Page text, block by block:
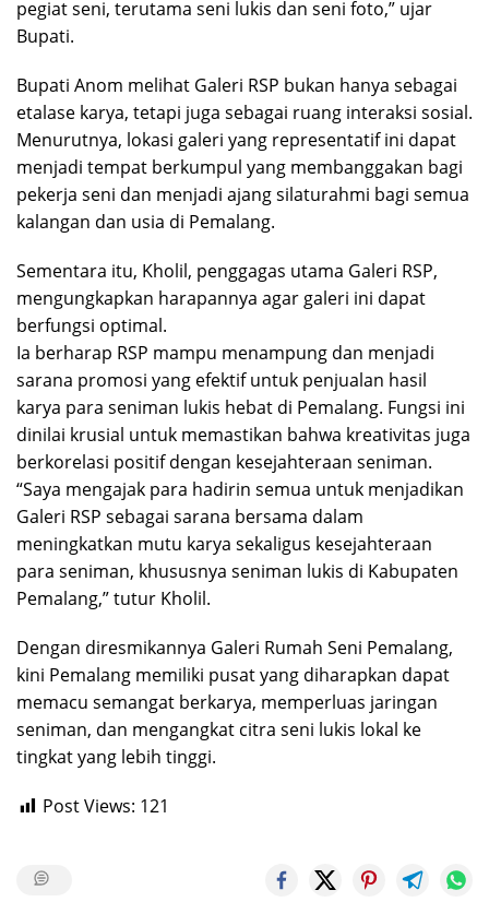
pegiat seni, terutama seni lukis dan seni foto,” ujar
Bupati.
Bupati Anom melihat Galeri RSP bukan hanya sebagai
etalase karya, tetapi juga sebagai ruang interaksi sosial.
Menurutnya, lokasi galeri yang representatif ini dapat
menjadi tempat berkumpul yang membanggakan bagi
pekerja seni dan menjadi ajang silaturahmi bagi semua
kalangan dan usia di Pemalang.
Sementara itu, Kholil, penggagas utama Galeri RSP,
mengungkapkan harapannya agar galeri ini dapat
berfungsi optimal.
Ia berharap RSP mampu menampung dan menjadi
sarana promosi yang efektif untuk penjualan hasil
karya para seniman lukis hebat di Pemalang. Fungsi ini
dinilai krusial untuk memastikan bahwa kreativitas juga
berkorelasi positif dengan kesejahteraan seniman.
“Saya mengajak para hadirin semua untuk menjadikan
Galeri RSP sebagai sarana bersama dalam
meningkatkan mutu karya sekaligus kesejahteraan
para seniman, khususnya seniman lukis di Kabupaten
Pemalang,” tutur Kholil.
Dengan diresmikannya Galeri Rumah Seni Pemalang,
kini Pemalang memiliki pusat yang diharapkan dapat
memacu semangat berkarya, memperluas jaringan
seniman, dan mengangkat citra seni lukis lokal ke
tingkat yang lebih tinggi.
Post Views: 121